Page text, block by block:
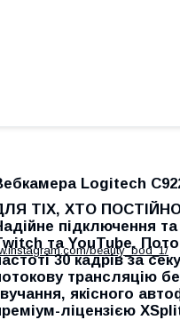
Logitech
ТІХ, ХТО
підключення
та YouTube.
30 кадрів за
трансляцію
якісного
ліцензією
beauty_bod_1/